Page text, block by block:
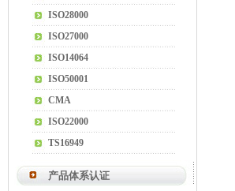
ISO28000
ISO27000
ISO14064
ISO50001
CMA
ISO22000
TS16949
产品体系认证